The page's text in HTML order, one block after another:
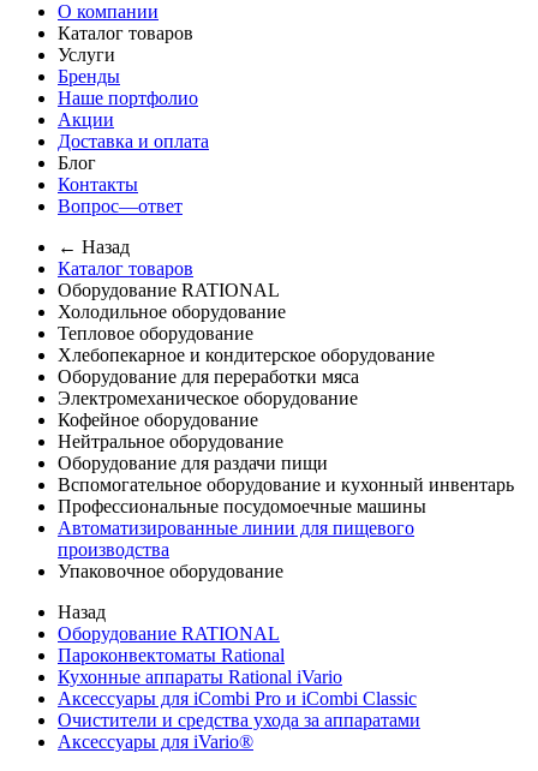
О компании
Каталог товаров
Услуги
Бренды
Наше портфолио
Акции
Доставка и оплата
Блог
Контакты
Вопрос—ответ
← Назад
Каталог товаров
Оборудование RATIONAL
Холодильное оборудование
Тепловое оборудование
Хлебопекарное и кондитерское оборудование
Оборудование для переработки мяса
Электромеханическое оборудование
Кофейное оборудование
Нейтральное оборудование
Оборудование для раздачи пищи
Вспомогательное оборудование и кухонный инвентарь
Профессиональные посудомоечные машины
Автоматизированные линии для пищевого
производства
Упаковочное оборудование
Назад
Оборудование RATIONAL
Пароконвектоматы Rational
Кухонные аппараты Rational iVario
Аксессуары для iCombi Pro и iCombi Classic
Очистители и средства ухода за аппаратами
Аксессуары для iVario®